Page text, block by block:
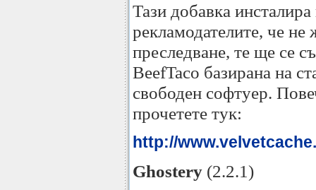
Тази добавка
рекламодателите, че не
преследване, те ще се
BeefTaco базирана на
свободен софтуер.
прочетете тук:
http://
Ghostery (2.2.1)